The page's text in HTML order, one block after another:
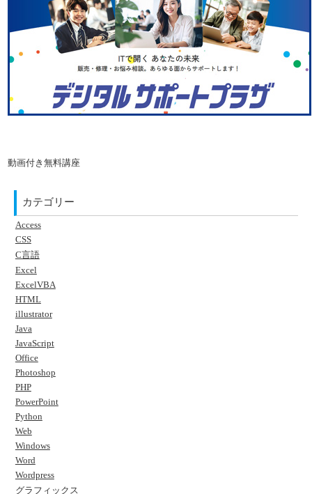
動画付き無料講座
カテゴリー
Access
CSS
C言語
Excel
ExcelVBA
HTML
illustrator
Java
JavaScript
Office
Photoshop
PHP
PowerPoint
Python
Web
Windows
Word
Wordpress
グラフィックス